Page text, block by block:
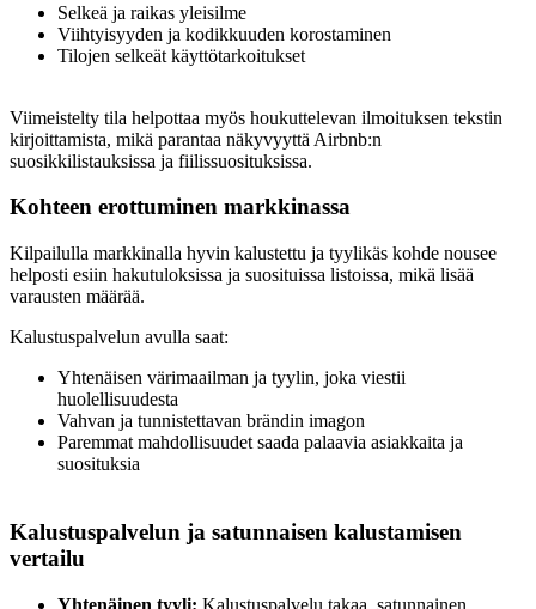
Selkeä ja raikas yleisilme
Viihtyisyyden ja kodikkuuden korostaminen
Tilojen selkeät käyttötarkoitukset
Viimeistelty tila helpottaa myös houkuttelevan ilmoituksen tekstin
kirjoittamista, mikä parantaa näkyvyyttä Airbnb:n
suosikkilistauksissa ja fiilissuosituksissa.
Kohteen erottuminen markkinassa
Kilpailulla markkinalla hyvin kalustettu ja tyylikäs kohde nousee
helposti esiin hakutuloksissa ja suosituissa listoissa, mikä lisää
varausten määrää.
Kalustuspalvelun avulla saat:
Yhtenäisen värimaailman ja tyylin, joka viestii
huolellisuudesta
Vahvan ja tunnistettavan brändin imagon
Paremmat mahdollisuudet saada palaavia asiakkaita ja
suosituksia
Kalustuspalvelun ja satunnaisen kalustamisen
vertailu
Yhtenäinen tyyli: Kalustuspalvelu takaa, satunnainen